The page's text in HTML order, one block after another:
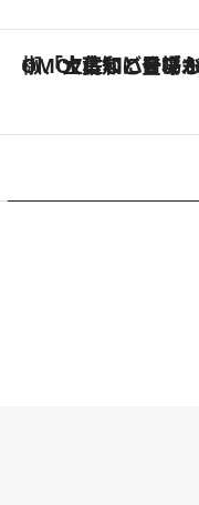
「土佐和ハーブかき氷」がOMO7高